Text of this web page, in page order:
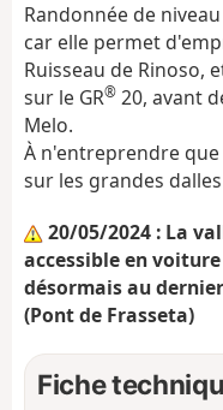
Randonnée de
car elle permet
Ruisseau de Rinoso,
sur le GR® 20, avant
Melo.
À n'entreprendre
sur les grandes
20/05/2024 : La
accessible en
désormais au
(Pont de Frasseta)
Fiche